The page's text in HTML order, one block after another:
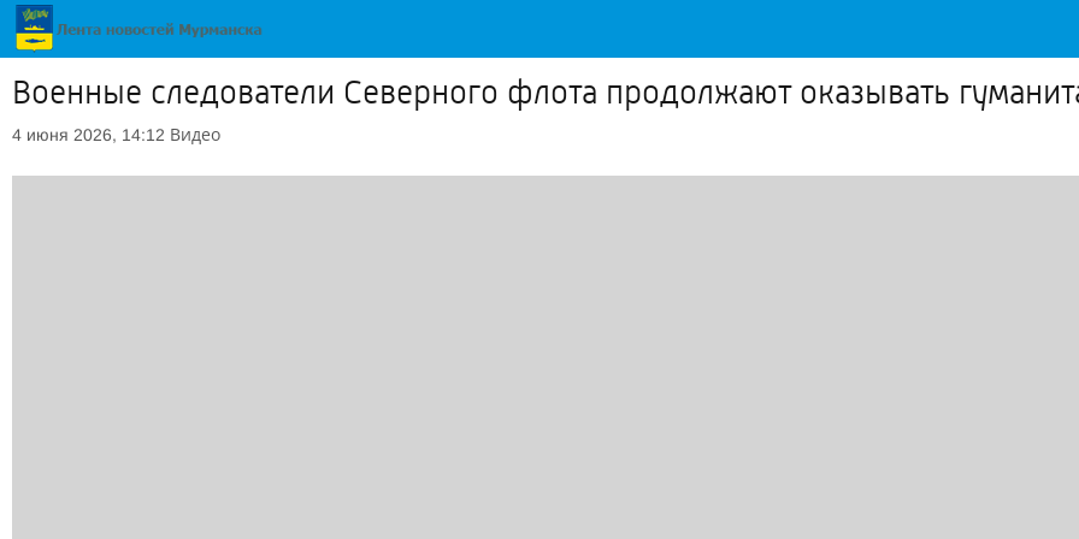
Военные следователи Северного флота продолжают оказывать
4 июня 2026, 14:12 Видео